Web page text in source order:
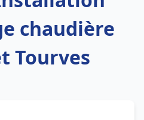
chaudière
Tourves